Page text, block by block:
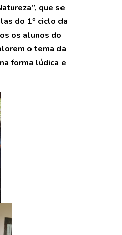
que se
do 1º ciclo da
os alunos do
o tema da
forma lúdica e